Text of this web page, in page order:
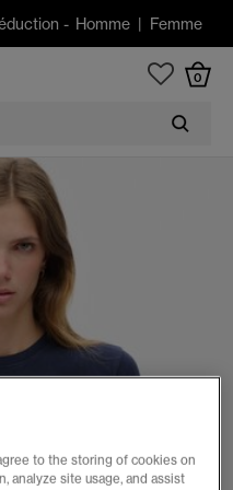
- Homme| Femme
0
to the storing of cookies on
analyze site usage, and assist